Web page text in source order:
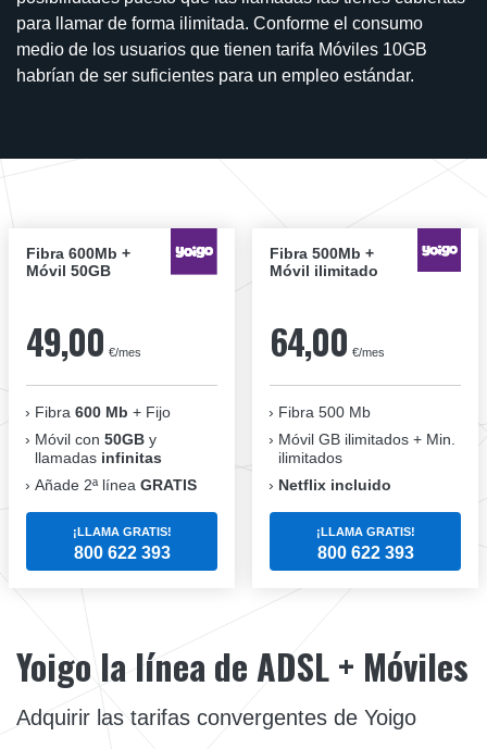
para llamar de forma ilimitada. Conforme el consumo
medio de los usuarios que tienen tarifa Móviles 10GB
habrían de ser suficientes para un empleo estándar.
Fibra 600Mb +
Móvil 50GB
49,00 €/mes
Fibra 600 Mb + Fijo
Móvil con 50GB y
llamadas infinitas
Añade 2ª línea GRATIS
¡LLAMA GRATIS!
800 622 393
Fibra 500Mb +
Móvil ilimitado
64,00 €/mes
Fibra 500 Mb
Móvil GB ilimitados + Min.
ilimitados
Netflix incluido
¡LLAMA GRATIS!
800 622 393
Yoigo la línea de ADSL + Móviles
Adquirir las tarifas convergentes de Yoigo